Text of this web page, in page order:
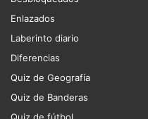
Enlazados
Laberinto diario
Diferencias
Quiz de Geografía
Quiz de Banderas
Quiz de fútbol